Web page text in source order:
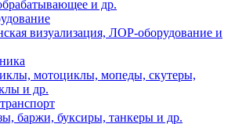
и др.
визуализация, ЛОР-оборудование и
мотоциклы, мопеды, скутеры,
и др.
баржи, буксиры, танкеры и др.